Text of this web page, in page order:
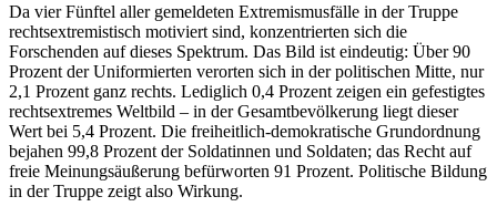
Da vier Fünftel aller gemeldeten Extremismusfälle in der Truppe
rechtsextremistisch motiviert sind, konzentrierten sich die
Forschenden auf dieses Spektrum. Das Bild ist eindeutig: Über 90
Prozent der Uniformierten verorten sich in der politischen Mitte, nur
2,1 Prozent ganz rechts. Lediglich 0,4 Prozent zeigen ein gefestigtes
rechtsextremes Weltbild – in der Gesamtbevölkerung liegt dieser
Wert bei 5,4 Prozent. Die freiheitlich-demokratische Grundordnung
bejahen 99,8 Prozent der Soldatinnen und Soldaten; das Recht auf
freie Meinungsäußerung befürworten 91 Prozent. Politische Bildung
in der Truppe zeigt also Wirkung.